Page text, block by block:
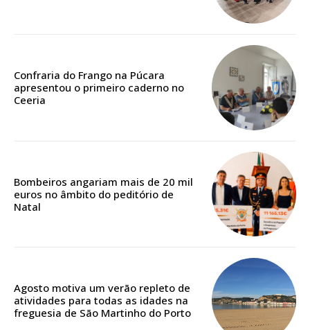
Edição em papel entregue à Quinta-feira em sua
Acesso aos conteúdos Exclusivos para
assinantes
Ofertas para assinatura anual
ASSINATURA
Confraria do Frango na Púcara
apresentou o primeiro caderno no
Ceeria
Bombeiros angariam mais de 20 mil
euros no âmbito do peditório de
Natal
Agosto motiva um verão repleto de
atividades para todas as idades na
freguesia de São Martinho do Porto